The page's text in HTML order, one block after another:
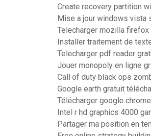
Create recovery partition
Mise a jour windows vista
Telecharger mozilla
Installer traitement de
Telecharger pdf reader
Jouer monopoly en ligne
Call of duty black ops
Google earth gratuit
Télécharger google
Intel r hd graphics 4000
Partager ma position en